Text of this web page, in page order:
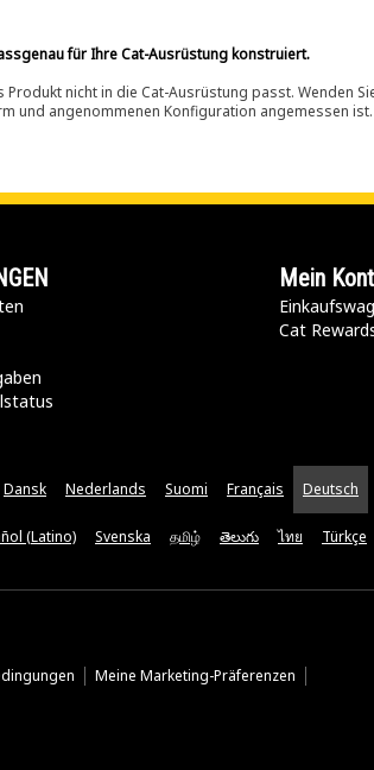
für Ihre Cat-Ausrüstung konstruiert.
nicht in die Cat-Ausrüstung passt. Wenden
und angenommenen Konfiguration angemessen
Mein
Cat
Dansk Nederlands Suomi Français Deutsch
(Latino) Svenska தமிழ் తెలుగు ไทย Türkçe
Meine Marketing-Präferenzen